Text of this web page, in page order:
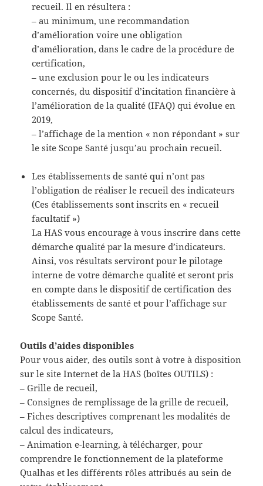
recueil. Il en résultera :
– au minimum, une recommandation
d’amélioration voire une obligation
d’amélioration, dans le cadre de la procédure de
certification,
– une exclusion pour le ou les indicateurs
concernés, du dispositif d’incitation financière à
l’amélioration de la qualité (IFAQ) qui évolue en
2019,
– l’affichage de la mention « non répondant » sur
le site Scope Santé jusqu’au prochain recueil.
Les établissements de santé qui n’ont pas
l’obligation de réaliser le recueil des indicateurs
(Ces établissements sont inscrits en « recueil
facultatif »)
La HAS vous encourage à vous inscrire dans cette
démarche qualité par la mesure d’indicateurs.
Ainsi, vos résultats serviront pour le pilotage
interne de votre démarche qualité et seront pris
en compte dans le dispositif de certification des
établissements de santé et pour l’affichage sur
Scope Santé.
Outils d’aides disponibles
Pour vous aider, des outils sont à votre à disposition
sur le site Internet de la HAS (boîtes OUTILS) :
– Grille de recueil,
– Consignes de remplissage de la grille de recueil,
– Fiches descriptives comprenant les modalités de
calcul des indicateurs,
– Animation e-learning, à télécharger, pour
comprendre le fonctionnement de la plateforme
Qualhas et les différents rôles attribués au sein de